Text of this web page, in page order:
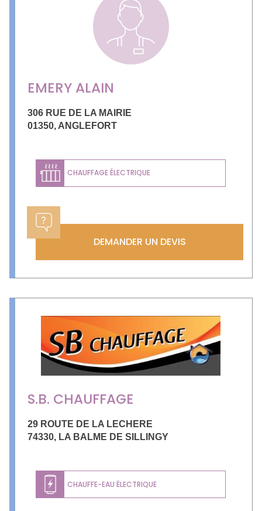
EMERY ALAIN
306 RUE DE LA MAIRIE
01350, ANGLEFORT
CHAUFFAGE ÉLECTRIQUE
DEMANDER UN DEVIS
S.B. CHAUFFAGE
29 ROUTE DE LA LECHERE
74330, LA BALME DE SILLINGY
CHAUFFE-EAU ÉLECTRIQUE